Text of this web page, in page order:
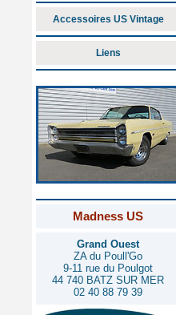
Accessoires US Vintage
Liens
Madness US
Grand Ouest
ZA du Poull'Go
9-11 rue du Poulgot
44 740 BATZ SUR MER
02 40 88 79 39